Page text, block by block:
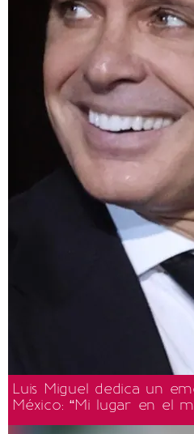
Luis Miguel dedica un
México: “Mi lugar en el